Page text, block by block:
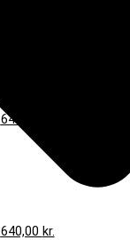
640,00
640,00 kr.